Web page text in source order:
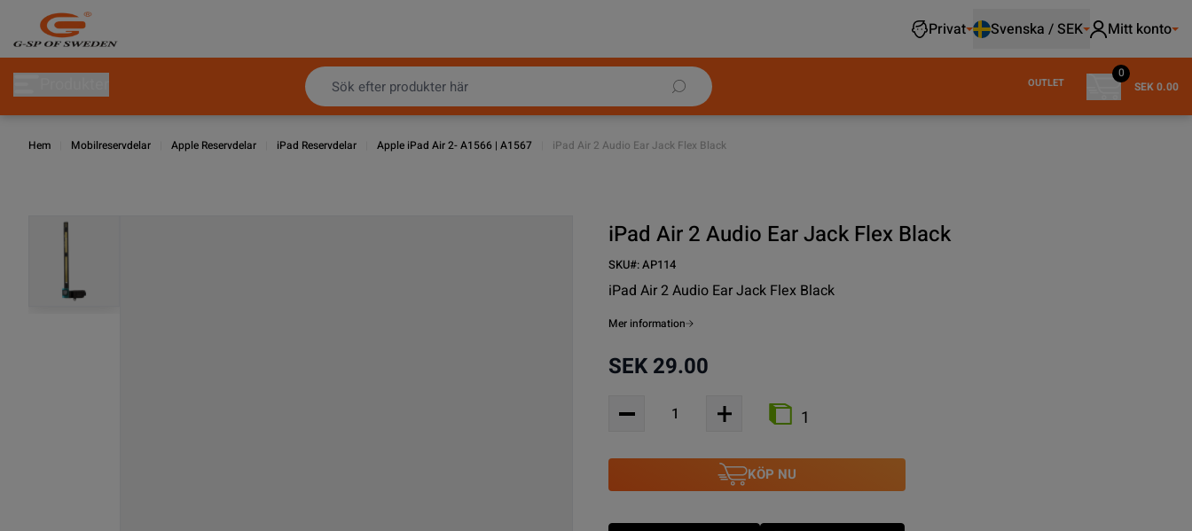
Hoppa till innehållet
Privat
Svenska / SEK Mitt konto
OUTLET
0
SEK 0.00
Hem Mobilreservdelar Apple Reservdelar iPad Reservdelar Apple iPad Air 2- A1566 | A1567 iPad Air 2 Audio Ear Jack Flex Black
iPad Air 2 Audio Ear Jack Flex Black
SKU#:AP114
iPad Air 2 Audio Ear Jack Flex Black
Mer information
SEK 29.00
1
KÖP NU